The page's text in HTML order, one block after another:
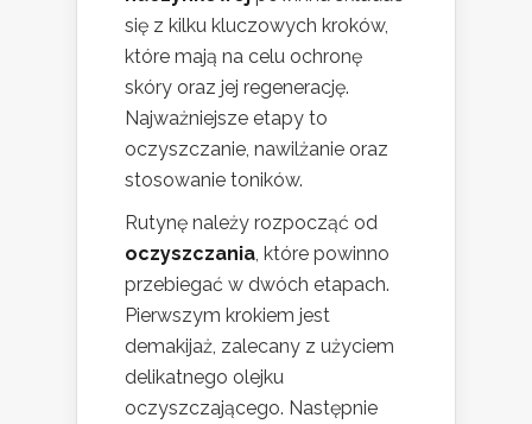
się z kilku kluczowych kroków,
które mają na celu ochronę
skóry oraz jej regenerację.
Najważniejsze etapy to
oczyszczanie, nawilżanie oraz
stosowanie toników.
Rutynę należy rozpocząć od
oczyszczania, które powinno
przebiegać w dwóch etapach.
Pierwszym krokiem jest
demakijaż, zalecany z użyciem
delikatnego olejku
oczyszczającego. Następnie